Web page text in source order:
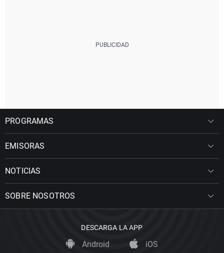
PROGRAMAS
EMISORAS
NOTICIAS
SOBRE NOSOTROS
DESCARGA LA APP
Android iOS